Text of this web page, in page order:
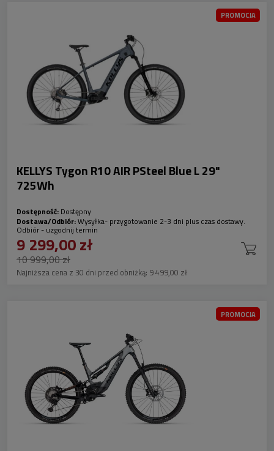
KELLYS Tygon R10 AIR PSteel Blue L 29"
725Wh
Dostępność: Dostępny
Dostawa/Odbiór:Wysyłka- przygotowanie 2-3 dni plus czas dostawy.
Odbiór - uzgodnij termin
9 299,00 zł
10 999,00 zł
Najniższa cena z 30 dni przed obniżką: 9 499,00 zł
PROMOCJA
PROMOCJA